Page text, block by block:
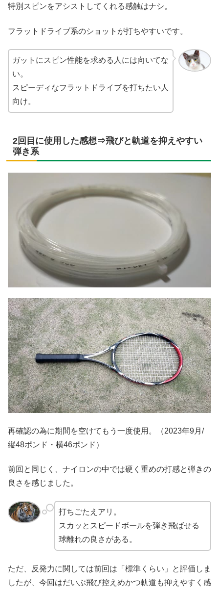
特別スピンをアシストしてくれる感触はナシ。
フラットドライブ系のショットが打ちやすいです。
ガットにスピン性能を求める人には向いてな
い。
スピーディなフラットドライブを打ちたい人
向け。
2回目に使用した感想⇒飛びと軌道を抑えやすい
弾き系
再確認の為に期間を空けてもう一度使用。（2023年9月/
縦48ポンド・横46ポンド）
前回と同じく、ナイロンの中では硬く重めの打感と弾きの
良さを感じました。
打ちごたえアリ。
スカッとスピードボールを弾き飛ばせる
球離れの良さがある。
ただ、反発力に関しては前回は「標準くらい」と評価しま
したが、今回はだいぶ飛び控えめかつ軌道も抑えやすく感